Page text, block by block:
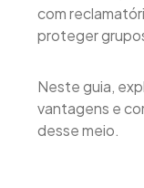
com
proteger
Neste guia,
vantagens e
desse meio.